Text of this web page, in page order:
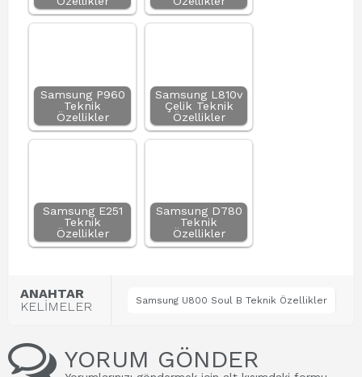
Samsung P960
Teknik
Özellikler
Samsung L810v
Çelik Teknik
Özellikler
Samsung E251
Teknik
Özellikler
Samsung D780
Teknik
Özellikler
ANAHTAR
KELİMELER
Samsung U800 Soul B Teknik Özellikler
YORUM GÖNDER